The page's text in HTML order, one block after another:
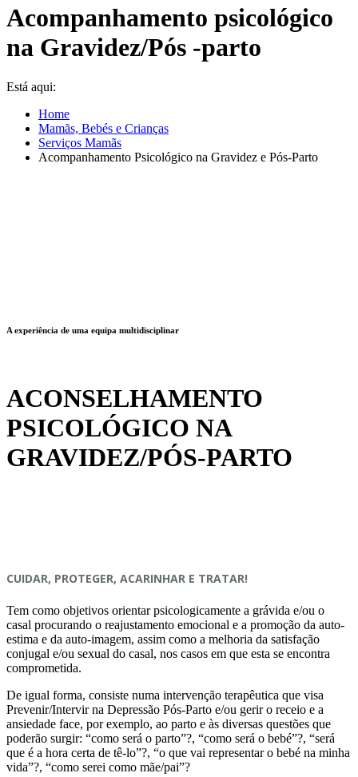
Acompanhamento psicológico
na Gravidez/Pós -parto
Está aqui:
Home
Mamãs, Bebés e Crianças
Serviços Mamãs
Acompanhamento Psicológico na Gravidez e Pós-Parto
A experiência de uma equipa multidisciplinar
ACONSELHAMENTO
PSICOLÓGICO NA
GRAVIDEZ/PÓS-PARTO
CUIDAR, PROTEGER, ACARINHAR E TRATAR!
Tem como objetivos orientar psicologicamente a grávida e/ou o
casal procurando o reajustamento emocional e a promoção da auto-
estima e da auto-imagem, assim como a melhoria da satisfação
conjugal e/ou sexual do casal, nos casos em que esta se encontra
comprometida.
De igual forma, consiste numa intervenção terapêutica que visa
Prevenir/Intervir na Depressão Pós-Parto e/ou gerir o receio e a
ansiedade face, por exemplo, ao parto e às diversas questões que
poderão surgir: “como será o parto”?, “como será o bebé”?, “será
que é a hora certa de tê-lo”?, “o que vai representar o bebé na minha
vida”?, “como serei como mãe/pai”?